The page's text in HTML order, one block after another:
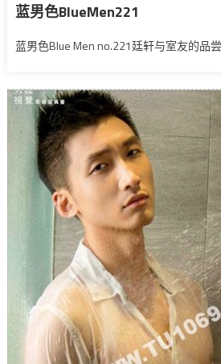
蓝男色BlueMen221
蓝男色Blue Men no.221廷轩与室友的品